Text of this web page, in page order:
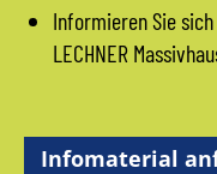
Informieren Sie
LECHNER
Infomaterial